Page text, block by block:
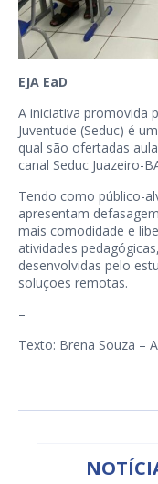
EJA EaD
A iniciativa promovida
Juventude (Seduc) é
qual são ofertadas
canal Seduc Juazeiro-
Tendo como público-
apresentam
mais comodidade e
atividades
desenvolvidas pelo
soluções remotas.
–
Texto: Brena Souza –